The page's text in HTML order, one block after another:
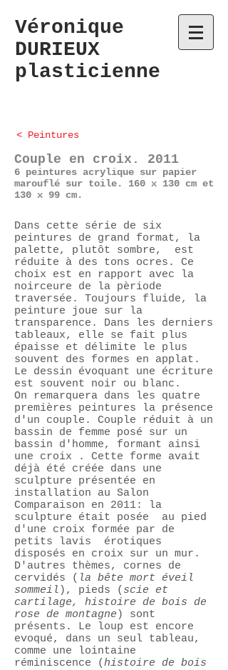
Véronique
DURIEUX
plasticienne
< Peintures
Couple en croix. 2011
6 peintures acrylique sur papier
marouflé sur toile. 160 x 130 cm et
130 x 99 cm.
Dans cette série de six
peintures de grand format, la
palette, plutôt sombre, est
réduite à des tons ocres. Ce
choix est en rapport avec la
noirceure de la pèriode
traversée. Toujours fluide, la
peinture joue sur la
transparence. Dans les derniers
tableaux, elle se fait plus
épaisse et délimite le plus
souvent des formes en applat.
Le dessin évoquant une écriture
est souvent noir ou blanc.
On remarquera dans les quatre
premières peintures la présence
d'un couple. Couple réduit à un
bassin de femme posé sur un
bassin d'homme, formant ainsi
une croix . Cette forme avait
déjà été créée dans une
sculpture présentée en
installation au Salon
Comparaison en 2011: la
sculpture était posée au pied
d'une croix formée par de
petits lavis érotiques
disposés en croix sur un mur.
D'autres thèmes,
cornes de
cervidés ( la bête mort éveil
sommeil ), pieds ( scie et
cartilage, histoire de bois de
rose de montagne ) sont
présents. Le loup est encore
evoqué, dans un seul tableau,
comme une lointaine
réminiscence (histoire de bois